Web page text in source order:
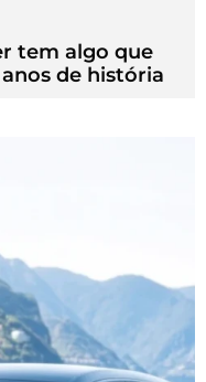
tem algo que
de história